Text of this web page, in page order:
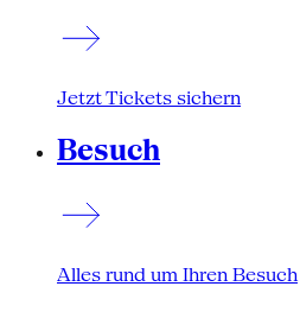
Jetzt Tickets sichern
Besuch
Alles rund um Ihren Besuch